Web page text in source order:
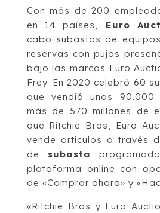
Con más de 200
en 14 países,
Euro
cabo subastas de
reservas con pujas
bajo las marcas Euro
Frey. En 2020 celebró 60
que vendió unos 90.000
más de 570 millones de
que Ritchie Bros, Euro
vende artículos a través
de subasta
plataforma online con
de «Comprar ahora» y
«Ritchie Bros y Euro